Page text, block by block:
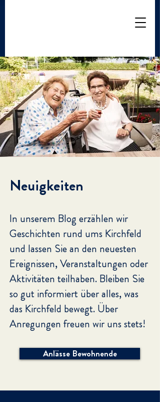
Neuigkeiten
In unserem Blog erzählen wir
Geschichten rund ums Kirchfeld
und lassen Sie an den neuesten
Ereignissen, Veranstaltungen oder
Aktivitäten teilhaben. Bleiben Sie
so gut informiert über alles, was
das Kirchfeld bewegt. Über
Anregungen freuen wir uns stets!
Anlässe Bewohnende